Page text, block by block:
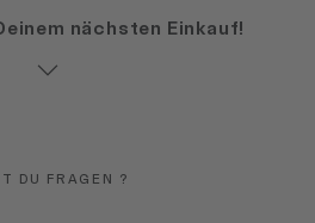
nächsten Einkauf!
DU FRAGEN ?